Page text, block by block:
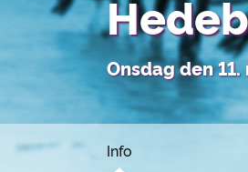
Onsdag den
Info